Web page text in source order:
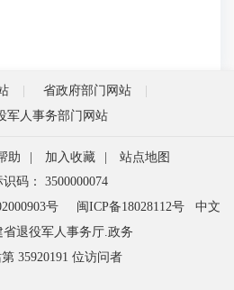
省政府部门网站
军人事务部门网站
助 加入收藏
站点地图
识码： 3500000074
号
闽ICP备18028112号
中文
退役军人事务厅.政务
35920191 位访问者